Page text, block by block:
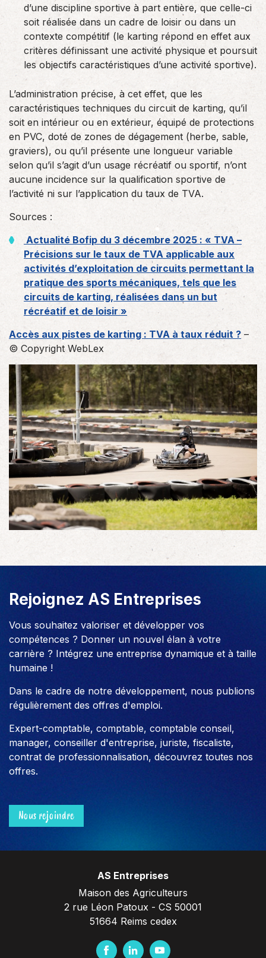
d’une discipline sportive à part entière, que celle-ci
soit réalisée dans un cadre de loisir ou dans un
contexte compétitif (le karting répond en effet aux
critères définissant une activité physique et poursuit
les objectifs caractéristiques d’une activité sportive).
L’administration précise, à cet effet, que les
caractéristiques techniques du circuit de karting, qu’il
soit en intérieur ou en extérieur, équipé de protections
en PVC, doté de zones de dégagement (herbe, sable,
graviers), ou qu’il présente une longueur variable
selon qu’il s’agit d’un usage récréatif ou sportif, n’ont
aucune incidence sur la qualification sportive de
l’activité ni sur l’application du taux de TVA.
Sources :
Actualité Bofip du 3 décembre 2025 : « TVA –
Précisions sur le taux de TVA applicable aux
activités d’exploitation de circuits permettant la
pratique des sports mécaniques, tels que les
circuits de karting, réalisées dans un but
récréatif et de loisir »
Accès aux pistes de karting : TVA à taux réduit ? –
© Copyright WebLex
Rejoignez AS Entreprises
Vous souhaitez valoriser et développer vos
compétences ? Donner un nouvel élan à votre
carrière ? Intégrez une entreprise dynamique et à taille
humaine !
Dans le cadre de notre développement, nous publions
régulièrement des offres d'emploi.
Expert-comptable, comptable, comptable conseil,
manager, conseiller d'entreprise, juriste, fiscaliste,
contrat de professionnalisation, découvrez toutes nos
offres.
Nous rejoindre
AS Entreprises
Maison des Agriculteurs
2 rue Léon Patoux - CS 50001
51664 Reims cedex